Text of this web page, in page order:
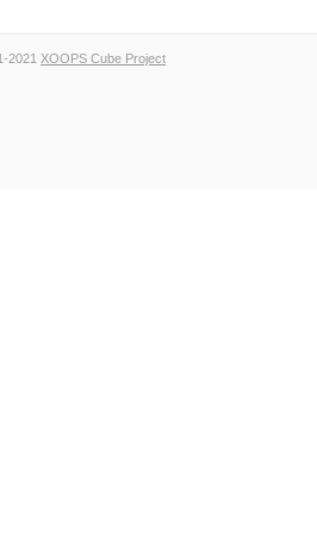
2021 XOOPS Cube Project